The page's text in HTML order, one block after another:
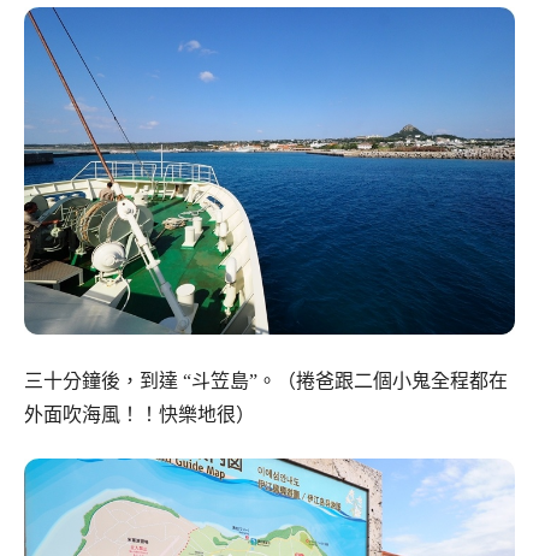
三十分鐘後，到達 “斗笠島”。（捲爸跟二個小鬼全程都在
外面吹海風！！快樂地很）